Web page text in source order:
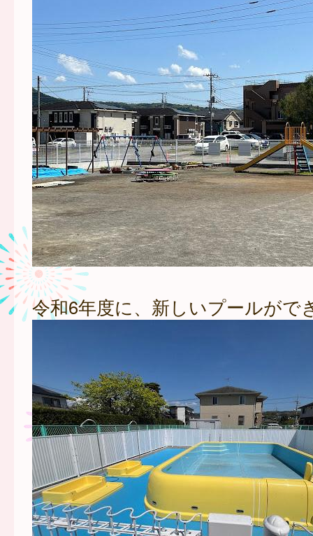
令和6年度に、新しいプールがで